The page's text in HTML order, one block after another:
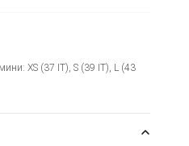
XS (37 IT), S (39 IT), L (43